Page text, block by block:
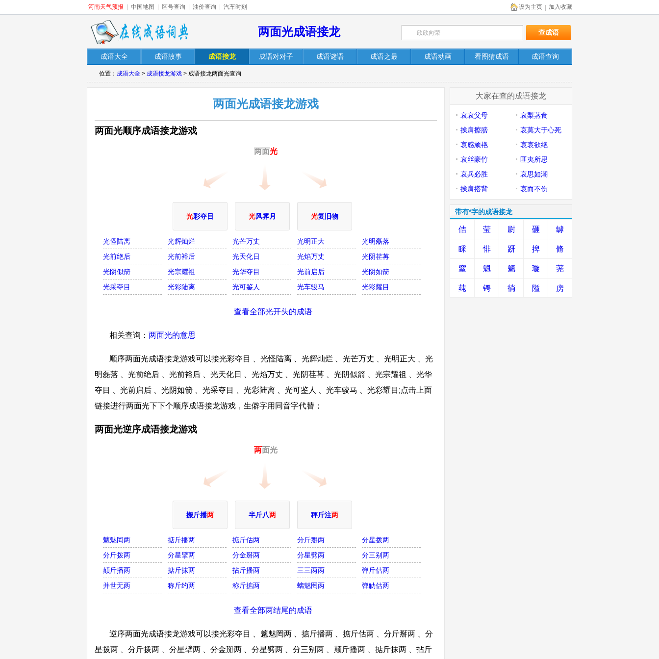
河南天气预报 中国地图 区号查询 油价查询 汽车时刻 加入收藏
设为主页
两面光成语接龙
成语大全 成语故事 成语接龙 成语对对子 成语谜语 成语之最 成语动画 看图猜成语 成语查询
位置： 成语大全 > 成语接龙游戏 > 成语接龙两面光查询
两面光成语接龙游戏
两面光顺序成语接龙游戏
两面光
光彩夺目 光风霁月 光复旧物
光怪陆离 光辉灿烂 光芒万丈 光明正大
光明磊落
光前绝后
光前裕后 光天化日 光焰万丈
光阴荏苒
光阴似箭
光宗耀祖 光华夺目 光前启后
光阴如箭
光采夺目
光彩陆离 光可鉴人 光车骏马 光彩耀目
查看全部光开头的成语
相关查询： 两面光的意思
顺序两面光成语接龙游戏可以接光彩夺目 、光怪陆离 、光辉灿烂 、光芒万丈 、光明正大 、光
明磊落 、光前绝后 、光前裕后 、光天化日 、光焰万丈 、光阴荏苒 、光阴似箭 、光宗耀祖 、光华
夺目 、光前启后 、光阴如箭 、光采夺目 、光彩陆离 、光可鉴人 、光车骏马 、光彩耀目;点击上面
链接进行两面光下下个顺序成语接龙游戏，生僻字用同音字代替；
两面光逆序成语接龙游戏
两面光
搬斤播两 半斤八两 秤斤注两
魑魅罔两 掂斤播两 掂斤估两 分斤掰两
分星拨两
分斤拨两
分星擘两 分金掰两 分星劈两
分三别两
颠斤播两
掂斤抹两 拈斤播两 三三两两
弹斤估两
并世无两
称斤约两 称斤掂两 螭魅罔两 弹觔估两
查看全部两结尾的成语
逆序两面光成语接龙游戏可以接光彩夺目 、魑魅罔两 、掂斤播两 、掂斤估两 、分斤掰两 、分
星拨两 、分斤拨两 、分星擘两 、分金掰两 、分星劈两 、分三别两 、颠斤播两 、掂斤抹两 、拈斤
大家在查的成语接龙
哀哀父母
哀梨蒸食
挨肩擦膀
哀莫大于心死
哀感顽艳
哀哀欲绝
哀丝豪竹
匪夷所思
哀兵必胜
哀思如潮
挨肩搭背
哀而不伤
带有*字的成语接龙
佶 莹 尉 砸 罅
睬 悱 趼 捭 脩
窒 魍 魉 璇 荛
莼 锷 徜 隘 虏